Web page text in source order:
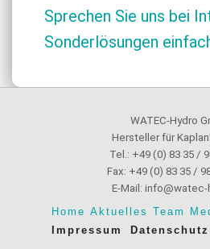
Sprechen Sie uns bei
Sonderlösungen
WATEC-Hydro
Hersteller für
Tel.: +49 (0) 83 35 /
Fax: +49 (0) 83 35 /
E-Mail: info@watec-
Home Aktuelles Team
Impressum
Datenschutz